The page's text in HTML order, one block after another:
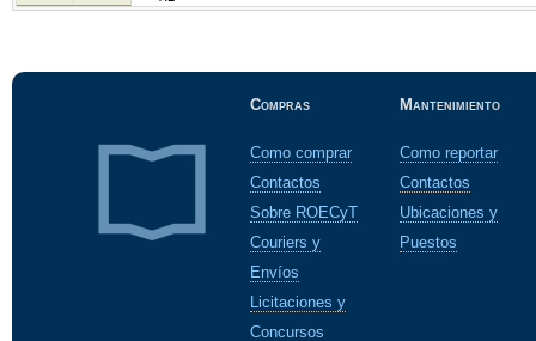
Compras
Como comprar
Contactos
Sobre ROECyT
Couriers y
Envíos
Licitaciones y
Concursos
Mantenimiento
Como reportar
Contactos
Ubicaciones y
Puestos